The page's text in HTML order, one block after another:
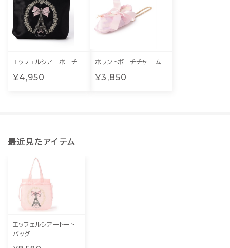
エッフェルシアーポーチ
¥4,950
ポワントポーチチャー ム
¥3,850
最近見たアイテム
エッフェルシアートート
バッグ